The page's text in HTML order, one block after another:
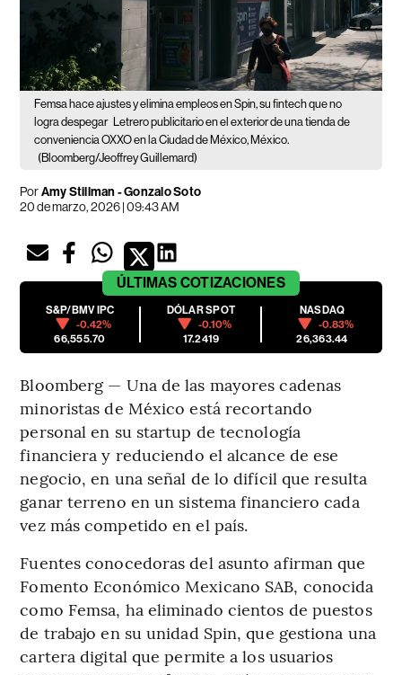
Femsa hace ajustes y elimina empleos en Spin, su fintech que no
logra despegar
Letrero publicitario en el exterior de una tienda de
conveniencia OXXO en la Ciudad de México, México.
(Bloomberg/Jeoffrey Guillemard)
PorAmy Stillman - Gonzalo Soto
20 de marzo, 2026 | 09:43 AM
ÚLTIMAS COTIZACIONES
S&P/BMV IPC
-0.42%
66,555.70
DÓLAR SPOT
-0.10%
17.2419
NASDAQ
-0.83%
26,363.44
Bloomberg — Una de las mayores cadenas
minoristas de México está recortando
personal en su startup de tecnología
financiera y reduciendo el alcance de ese
negocio, en una señal de lo difícil que resulta
ganar terreno en un sistema financiero cada
vez más competido en el país.
Fuentes conocedoras del asunto afirman que
Fomento Económico Mexicano SAB, conocida
como Femsa, ha eliminado cientos de puestos
de trabajo en su unidad Spin, que gestiona una
cartera digital que permite a los usuarios